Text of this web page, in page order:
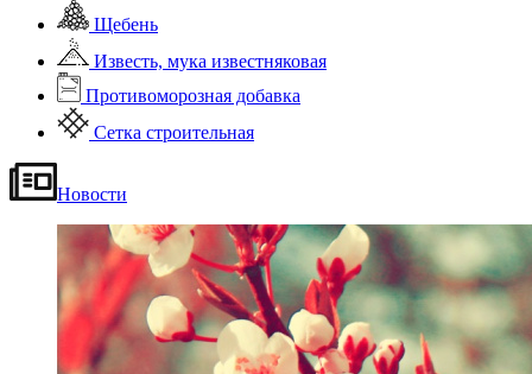
Щебень
Известь, мука известняковая
Противоморозная добавка
Сетка строительная
Новости